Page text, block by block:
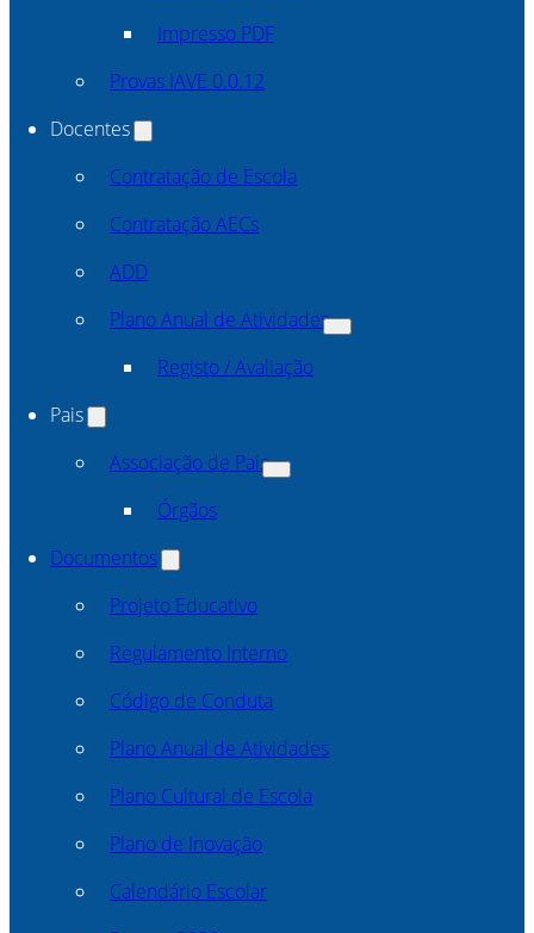
Impresso PDF
Provas IAVE 0.0.12
Docentes
Contratação de Escola
Contratação AECs
ADD
Plano Anual de Atividades
Registo / Avaliação
Pais
Associação de Pais
Órgãos
Documentos
Projeto Educativo
Regulamento Interno
Código de Conduta
Plano Anual de Atividades
Plano Cultural de Escola
Plano de Inovação
Calendário Escolar